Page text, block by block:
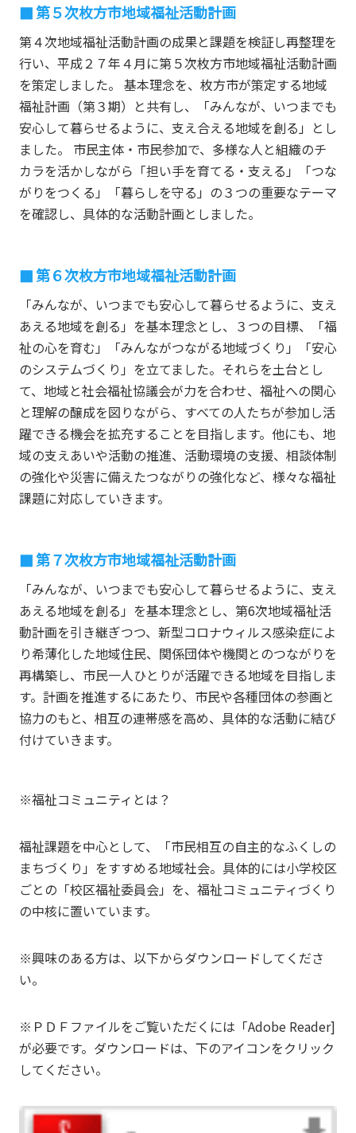
第５次枚方市地域福祉活動計画
第４次地域福祉活動計画の成果と課題を検証し再整理を
行い、平成２７年４月に第５次枚方市地域福祉活動計画
を策定しました。 基本理念を、枚方市が策定する地域
福祉計画（第３期）と共有し、「みんなが、いつまでも
安心して暮らせるように、支え合える地域を創る」とし
ました。 市民主体・市民参加で、多様な人と組織のチ
カラを活かしながら「担い手を育てる・支える」「つな
がりをつくる」「暮らしを守る」の３つの重要なテーマ
を確認し、具体的な活動計画としました。
第６次枚方市地域福祉活動計画
「みんなが、いつまでも安心して暮らせるように、支え
あえる地域を創る」を基本理念とし、３つの目標、「福
祉の心を育む」「みんながつながる地域づくり」「安心
のシステムづくり」を立てました。それらを土台とし
て、地域と社会福祉協議会が力を合わせ、福祉への関心
と理解の醸成を図りながら、すべての人たちが参加し活
躍できる機会を拡充することを目指します。他にも、地
域の支えあいや活動の推進、活動環境の支援、相談体制
の強化や災害に備えたつながりの強化など、様々な福祉
課題に対応していきます。
第７次枚方市地域福祉活動計画
「みんなが、いつまでも安心して暮らせるように、支え
あえる地域を創る」を基本理念とし、第6次地域福祉活
動計画を引き継ぎつつ、新型コロナウィルス感染症によ
り希薄化した地域住民、関係団体や機関とのつながりを
再構築し、市民一人ひとりが活躍できる地域を目指しま
す。計画を推進するにあたり、市民や各種団体の参画と
協力のもと、相互の連帯感を高め、具体的な活動に結び
付けていきます。
※福祉コミュニティとは？
福祉課題を中心として、「市民相互の自主的なふくしの
まちづくり」をすすめる地域社会。具体的には小学校区
ごとの「校区福祉委員会」を、福祉コミュニティづくり
の中核に置いています。
※興味のある方は、以下からダウンロードしてくださ
い。
※ＰＤＦファイルをご覧いただくには「Adobe Reader]
が必要です。ダウンロードは、下のアイコンをクリック
してください。